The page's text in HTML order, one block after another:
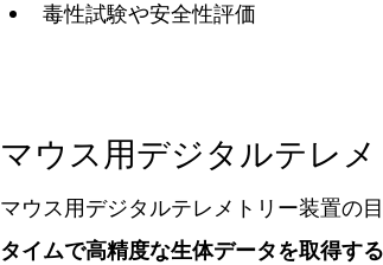
毒性試験や安全性評価
マウス用デジタルテレ
マウス用デジタルテレメトリー装置の目
タイムで高精度な生体データを取得す